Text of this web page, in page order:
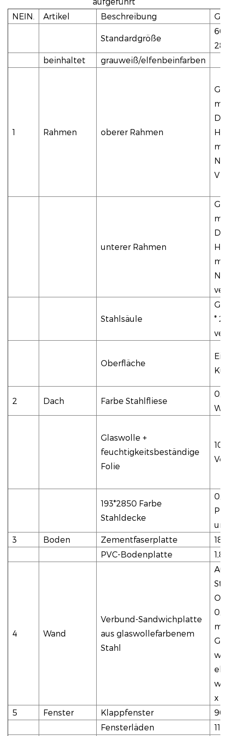
NEIN.
Artikel Beschreibung
Standardgröße
beinhaltet
grauweiß/elfenbeinfarben
1 Rahmen oberer Rahmen
unterer Rahmen
Stahlsäule
*
Oberfläche
2 Dach Farbe Stahlfliese
Glaswolle +
feuchtigkeitsbeständige
Folie
193*2850 Farbe
Stahldecke
3
Boden Zementfaserplatte
PVC-Bodenplatte
1,8
4 Wand
Verbund-Sandwichplatte
aus glaswollefarbenem
Stahl
x
5
Fenster Klappfenster
Fensterläden